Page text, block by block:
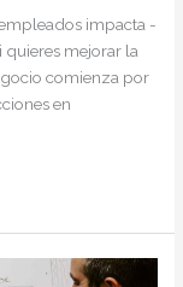
impacta -
quieres mejorar la
comienza por
en